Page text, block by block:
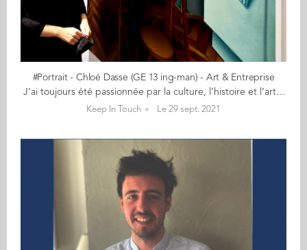
#Portrait - Chloé Dasse (GE 13 ing-man) - Art & Entreprise
J’ai toujours été passionnée par la culture, l’histoire et l’art Un océan... c’est ainsi que Chloé Dasse (GE 13) définit l’art. Infini, surprenant, insaisissable… tout comme son parcours si riche d'audace, de nouvelles expériences. Ingénieure-manager, Chloé sort régulièrement des cases, que ce soit par le voyage, les milieux qu’elle fréquente, ses activités, pour ensuite intégrer ces nouveautés, ces points de vue différents, pour une vision sans cesse renouvelée. Structurée et organisée comme une ingénieure, décalée comme une commerciale ! En 2020, elle fonde, avec son amie Ayoko, MUSY, une société qui accompagne, conseille les entreprises et les particuliers dans l’acquisition d’œuvres d’art, originales ou personnalisées : investissements, défiscalisation, décoration, recherche d’œuvres particulières ou encore évènementiel. Tout comme l’océan est influencé par les vents et marées, les projets de Chloé sont animés par sa passion et les rencontres. 1) Comment passe-t-on d’un double diplôme d’informatique & génie civil à la création d’une société d’art ? J’ai toujours été passionnée par la culture, l’histoire et l’art. Pendant des années, j’ai écumé les musées d’Europe et me suis entourée d’artistes ou passionnés de culture. Quelques années après l’obtention du double diplôme ingénieure-manager, j’ai créé ma société d’architecture d’intérieur. Je travaillais à la décoration des bâtiments ou à la rénovation de monuments historiques, entre la France et l’Espagne. Nos activités regroupaient le travail des moulures, la peinture de décorations ou de trompe-l’œil. Les artisans avec lequels nous travaillions étaient pour la plupart artistes également. Bien sûr, il y avait d’autres enjeux que l’aspect artistique : les cahiers des charges étaient très complets concernant les techniques à utiliser, la pigmentation, la colorimétrie… Peu à peu, je me suis concentrée sur la dimension artistique. J’ai commencé par mettre de côté la partie gestion de chantier en fermant cette société. A l’occasion d’un weekend, je pars à Oslo visiter le musée Munch pour voir le fameux Cri. Aussi excitée que par la découverte de la Joconde, je me trouve face au tableau, et là… Je m’attendais à ressentir un tout autre sentiment. Je m'attendais à un tableau plus grand, plus impressionnant, plus saisissant. Je m’intéresse quand même à ce que le musée peut m’apprendre sur le tableau en scannant le QR code. J'atterris sur la page explicative de l’œuvre, extrêmement bien construite, et découvre tout du peintre, de son univers, du contexte personnel de la création de l’œuvre, du contexte historique, du tournant de l’histoire de l’art dans lequel elle s’insère… J’avais l’impression de dialoguer avec le peintre, et d’écouter son histoire qu’il me racontait lui-même. Grâce à cette grille de lecture, mon expérience s'est transformée. Après ce weekend, je retourne en Espagne et échange avec une amie Ayoko, aujourd’hui mon associée : la dimension humaine que m’a apportée le musée a totalement changé mon expérience, et combien elle me semble importante dans notre rapport à l’art. Elle s’est retrouvée face aux mêmes problématiques de relations humaines dans le domaine de l’art. Le concept de l’entreprise était né. Nous souhaitions remettre au centre des échanges l'Homme et accompagner de futurs acquéreurs ou collectionneurs dans leur démarche. 2) Que vous a apporté le double diplôme Audencia-Mines de Douai ? J’ai vu dans ce double diplôme deux lectures totalement différentes du monde, et pourtant tellement complémentaires. Mes études d’ingénieur m’ont appris à étudier une situation d'un point de vue technique, à y répondre sous forme de cahier des charges et de gestion de projet. Les solutions sont structurées et rationnelles. Lorsque j’ai intégré Audencia, j’ai découvert tout ce qui entourait un projet technique. Un nouveau monde, très peu abordé jusqu’à présent en école d’ingénieur : le monde de la finance, du marketing, de la vente. J’y ai appris à déstructurer ma pensée, à la considérer à bien plus grande échelle, à y intégrer de nouveaux paramètres. De façon générale, cette formation conjointe a mis à ma disposition une boîte à outils pour une compréhension globale. J’en ai retiré cette capacité à apprendre, en permanence, à trouver des ressources, à vérifier mes sources, à en trouver de nouvelles, à chercher sans cesse à renouveler mon analyse, une appétence à comprendre, une flexibilité. Elles m’ont transmis le goût de la curiosité et de l’audace. Tout a une solution, il suffit de la trouver. 3) Qu’est-ce qui vous passionne le plus dans votre métier ? L’humain ?. Nous sommes une société de conseil. Nous apportons donc une réponse sur-mesure à chaque personne. Nous recevons et gérons des demandes très différentes, et comme l’art fait appel à l’émotion, ces demandes nécessitent souvent d’être décryptées. Il nous arrive par exemple très fréquemment d’être contactées par des sociétés sur des thématiques fiscales ou par des particuliers pour de l’investissement. Mais systématiquement, à un moment donné, le cœur reprend sa place et le financier se complète de l’émotion. Je trouve cette double lecture passionnante. La rationalité versus le plaisir. La raison versus l’identité personnelle. L’humain est l’élément central de notre travail : avec nos clients, les artistes avec qui nous collaborons, nos partenaires, nos prescripteurs… L’essence même de MUSY réside dans la possibilité de matérialiser le croisement des univers d’artistes avec les envies de chacun. C’est passionnant ! Le processus artistique devient une expérience, une démarche qui nous fait vibrer. 4) Si vous étiez un tableau, quel serait-il ? Quelle question complexe quand on est passionnée d'art ! Cela impliquerait de choisir entre l’art classique et l’art moderne ou contemporain, de rentrer dans une case et d’être une seule œuvre… J’ai souvent eu du mal à choisir, et donc à renoncer. Depuis que j’ai intégré Audencia, j’ai été slasheuse. Deux vies, deux métiers, des études en parallèle, plus de richesses ! Si je poussais un peu cette question, je dirais que la notion de choix est primordiale. C’est le fondamental de la liberté à mes yeux. Après réflexion, je ne serais pas un tableau, mais plutôt une performance, ou une structure d’art éphémère. Je préférerais être une œuvre en constante évolution, en transformation permanente, au gré de mon créateur ou de mon environnement, réinterprétable à l’infini, renouvelant sans cesse son existence. 5) Quel est votre meilleur souvenir à l'Ecole ? J’ai deux souvenirs qui m’ont particulièrement marquée : 1) Celui de l'entretien d’admission à l’Ecole. Plus qu’un entretien, c’était un moment de dialogue et d’échange avec l’interviewer. J'ai trouvé agréable d’être considérée comme une professionnelle en puissance et non pas pour une simple élève. C'est là que j’ai pressenti que j’allais apprendre beaucoup en intégrant Audencia, que j’allais devoir aller plus loin dans l’articulation de ma pensée, mes opinions et mon processus de décision. Dès le départ, l’Ecole s’est positionnée comme la dernière ligne droite avant le monde professionnel, bien plus que comme une formation académique. 2) Celui de mon acceptation à Berkeley. C’était avant tout un objectif personnel tant Berkeley me semblait la destination la plus prestigieuse des summers schools proposées à l’époque. C’est donc là-bas que je devais aller, point. Entre les notes générales et le niveau d’anglais, j’ai fait en sorte que mon dossier soit à la hauteur pour partir. C’était ma victoire personnelle que de pouvoir y aller. En effet, je savais que je serais entrepreneuse. Je travaillais d’ailleurs, à l’époque, à aider un membre de ma famille dans le développement de sa société. J’ai même dû faire un aller-retour San Francisco – Madrid sur 4 jours car nous avions gagné une compétition organisée par Siemens. San Francisco représentait l’El Dorado des entrepreneurs. Je souhaitais découvrir cet environnement, la mentalité associée et m’en nourrir. C’est en effet un positionnement très différent de l’Europe. J’y ai beaucoup appris, notamment une façon d’appréhender les challenges que je gère au quotidien.
Keep In Touch Le 29 sept. 2021